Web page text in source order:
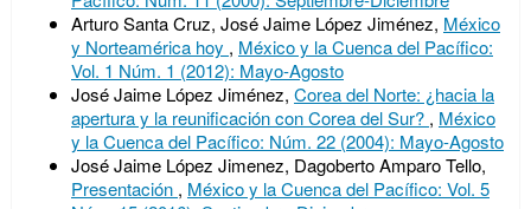
Arturo Santa Cruz, José Jaime López Jiménez, México
y Norteamérica hoy , México y la Cuenca del Pacífico:
Vol. 1 Núm. 1 (2012): Mayo-Agosto
José Jaime López Jiménez, Corea del Norte: ¿hacia la
apertura y la reunificación con Corea del Sur? , México
y la Cuenca del Pacífico: Núm. 22 (2004): Mayo-Agosto
José Jaime López Jimenez, Dagoberto Amparo Tello,
Presentación , México y la Cuenca del Pacífico: Vol. 5